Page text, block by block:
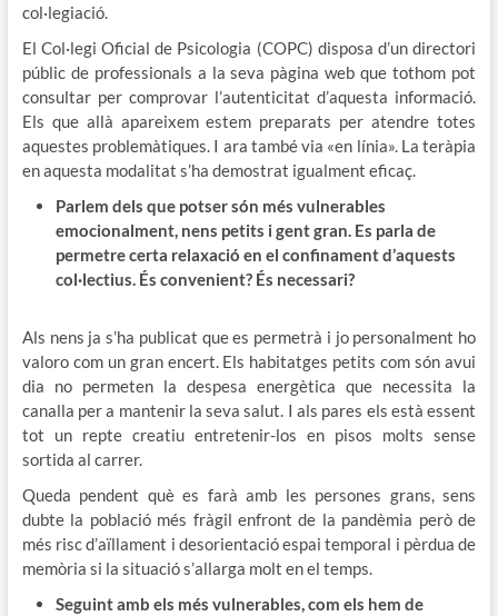
col·legiació.
El Col·legi Oficial de Psicologia (COPC) disposa d’un directori
públic de professionals a la seva pàgina web que tothom pot
consultar per comprovar l’autenticitat d’aquesta informació.
Els que allà apareixem estem preparats per atendre totes
aquestes problemàtiques. I ara també via «en línia». La teràpia
en aquesta modalitat s’ha demostrat igualment eficaç.
Parlem dels que potser són més vulnerables
emocionalment, nens petits i gent gran. Es parla de
permetre certa relaxació en el confinament d’aquests
col·lectius. És convenient? És necessari?
Als nens ja s’ha publicat que es permetrà i jo personalment ho
valoro com un gran encert. Els habitatges petits com són avui
dia no permeten la despesa energètica que necessita la
canalla per a mantenir la seva salut. I als pares els està essent
tot un repte creatiu entretenir-los en pisos molts sense
sortida al carrer.
Queda pendent què es farà amb les persones grans, sens
dubte la població més fràgil enfront de la pandèmia però de
més risc d’aïllament i desorientació espai temporal i pèrdua de
memòria si la situació s’allarga molt en el temps.
Seguint amb els més vulnerables, com els hem de